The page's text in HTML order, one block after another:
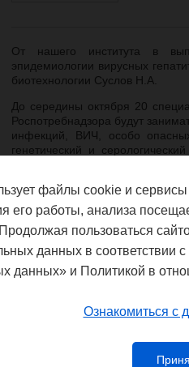
От нашего института в
эпидемиологии вирусных
биотехнологии Суслов Н.А.
До середины октября 20
Роспотребнадзора будут
инфекций, ВИЧ, особо
генетический и
Помимо исследований
африканских специалистов по
Совместная работа призвана
пределами России и
инфекциями.
файлы cookie и
его работы, анализа
пользоваться
данных в
данных» и Политикой в
Ознакомиться с